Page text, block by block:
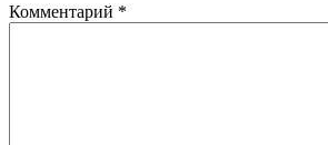
Комментарий *